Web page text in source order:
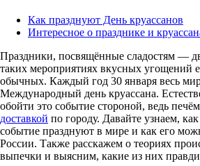
Как празднуют День круассанов
Интересное о празднике и
Праздники, посвящённые сладостям —
таких мероприятиях вкусных угощений
обычных. Каждый год 30 января весь
Международный день круассана.
обойти это событие стороной, ведь
доставкой по городу. Давайте узнаем,
событие празднуют в мире и как его
России. Также расскажем о теориях
выпечки и выясним, какие из них